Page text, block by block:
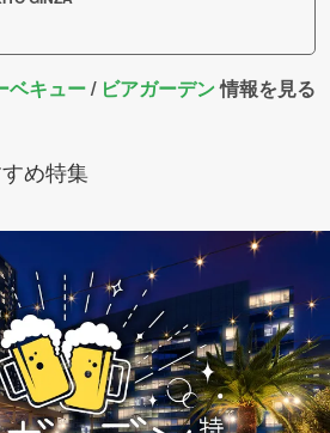
ベキュー/ ビアガーデン情報を見る
め特集